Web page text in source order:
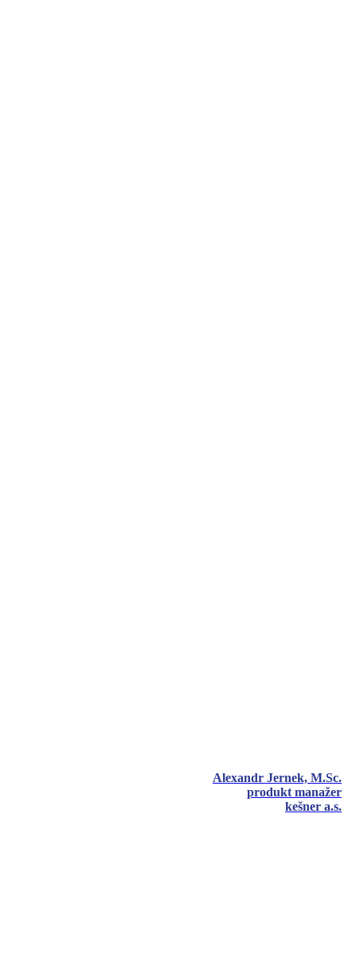
Alexandr Jernek, M.Sc.
produkt manažer
kešner a.s.